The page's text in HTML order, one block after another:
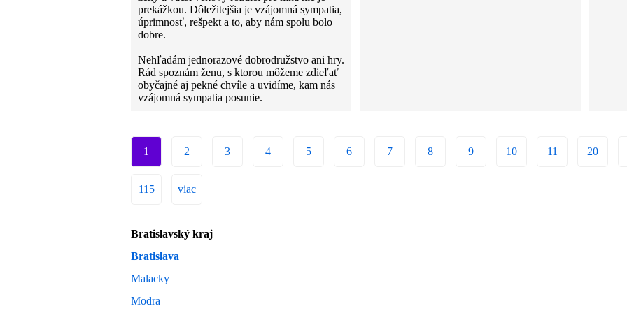
prekážkou. Dôležitejšia je vzájomná sympatia,
úprimnosť, rešpekt a to, aby nám spolu bolo
dobre.
Nehľadám jednorazové dobrodružstvo ani hry.
Rád spoznám ženu, s ktorou môžeme zdieľať
obyčajné aj pekné chvíle a uvidíme, kam nás
vzájomná sympatia posunie.
1 2 3 4 5 6 7 8 9 10 11 20
115 viac
Bratislavský kraj
Bratislava
Malacky
Modra